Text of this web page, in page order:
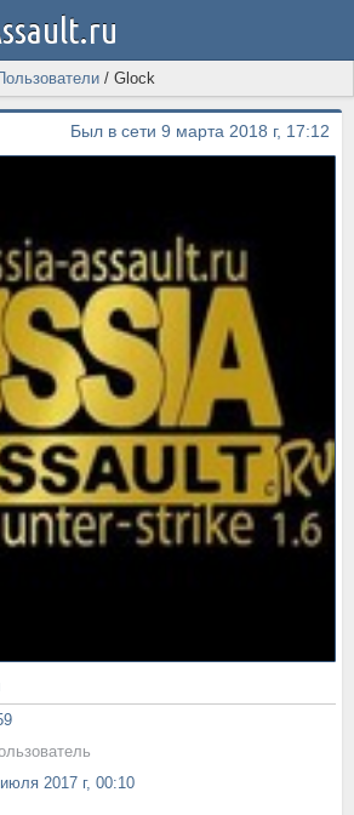
/ Glock
Был в сети 9 марта 2018 г, 17:12
2017 г, 00:10